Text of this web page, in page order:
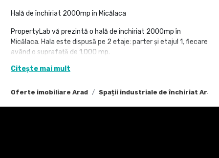
Oferte imobiliare Arad Spații industriale de închiriat Arad
Hală de închiriat 2000mp în Micălaca
PropertyLab vă prezintă o hală de închiriat 2000mp în
Micălaca. Hala este dispusă pe 2 etaje: parter și etajul 1, fiecare
având o suprafață de 1.000 mp.
Caracteristici hală:
- apă
Citește mai mult